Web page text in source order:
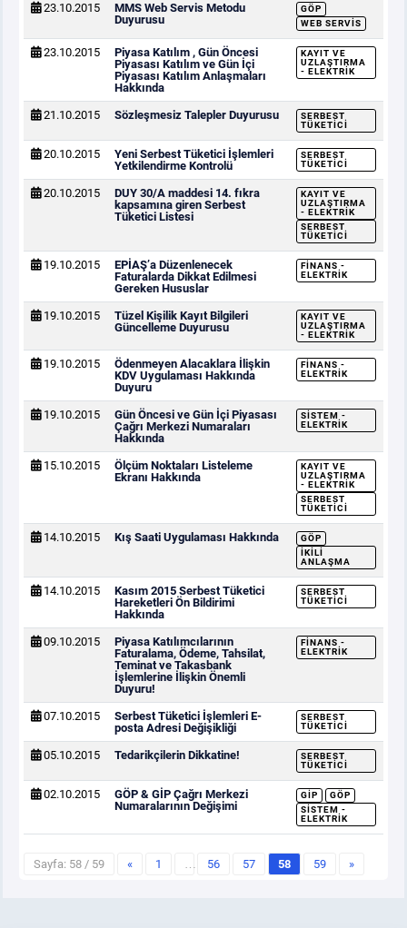
23.10.2015
MMS Web Servis Metodu
Duyurusu
GÖP
WEB SERVIS
23.10.2015
Piyasa Katılım , Gün Öncesi
Piyasası Katılım ve Gün İçi
Piyasası Katılım Anlaşmaları
Hakkında
KAYIT VE
UZLAŞTIRMA
- ELEKTRIK
21.10.2015 Sözleşmesiz Talepler Duyurusu
SERBEST
TÜKETICI
20.10.2015
Yeni Serbest Tüketici İşlemleri
Yetkilendirme Kontrolü
SERBEST
TÜKETICI
20.10.2015
DUY 30/A maddesi 14. fıkra
kapsamına giren Serbest
Tüketici Listesi
KAYIT VE
UZLAŞTIRMA
- ELEKTRIK
SERBEST
TÜKETICI
19.10.2015
EPİAŞ’a Düzenlenecek
Faturalarda Dikkat Edilmesi
Gereken Hususlar
FINANS -
ELEKTRIK
19.10.2015
Tüzel Kişilik Kayıt Bilgileri
Güncelleme Duyurusu
KAYIT VE
UZLAŞTIRMA
- ELEKTRIK
19.10.2015
Ödenmeyen Alacaklara İlişkin
KDV Uygulaması Hakkında
Duyuru
FINANS -
ELEKTRIK
19.10.2015
Gün Öncesi ve Gün İçi Piyasası
Çağrı Merkezi Numaraları
Hakkında
SISTEM -
ELEKTRIK
15.10.2015
Ölçüm Noktaları Listeleme
Ekranı Hakkında
KAYIT VE
UZLAŞTIRMA
- ELEKTRIK
SERBEST
TÜKETICI
14.10.2015 Kış Saati Uygulaması Hakkında
GÖP
İKILI
ANLAŞMA
14.10.2015
Kasım 2015 Serbest Tüketici
Hareketleri Ön Bildirimi
Hakkında
SERBEST
TÜKETICI
09.10.2015
Piyasa Katılımcılarının
Faturalama, Ödeme, Tahsilat,
Teminat ve Takasbank
İşlemlerine İlişkin Önemli
Duyuru!
FINANS -
ELEKTRIK
07.10.2015
Serbest Tüketici İşlemleri E-
posta Adresi Değişikliği
SERBEST
TÜKETICI
05.10.2015 Tedarikçilerin Dikkatine!
SERBEST
TÜKETICI
02.10.2015
GÖP & GİP Çağrı Merkezi
Numaralarının Değişimi
GİP
GÖP
SISTEM -
ELEKTRIK
Sayfa: 58 / 59 « 1 … 56 57 58 59 »